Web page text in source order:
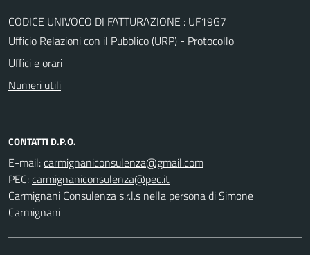
CODICE UNIVOCO DI FATTURAZIONE : UF19G7
Ufficio Relazioni con il Pubblico (URP) - Protocollo
Uffici e orari
Numeri utili
CONTATTI D.P.O.
E-mail:
PEC:
Carmignani Consulenza s.r.l.s nella persona di Simone
Carmignani